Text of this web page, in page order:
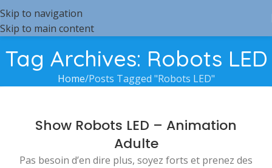
Skip to navigation
Skip to main content
Tag Archives: Robots LED
Home Posts Tagged "Robots LED"
Show Robots LED – Animation
Adulte
Pas besoin d’en dire plus, soyez forts et prenez des